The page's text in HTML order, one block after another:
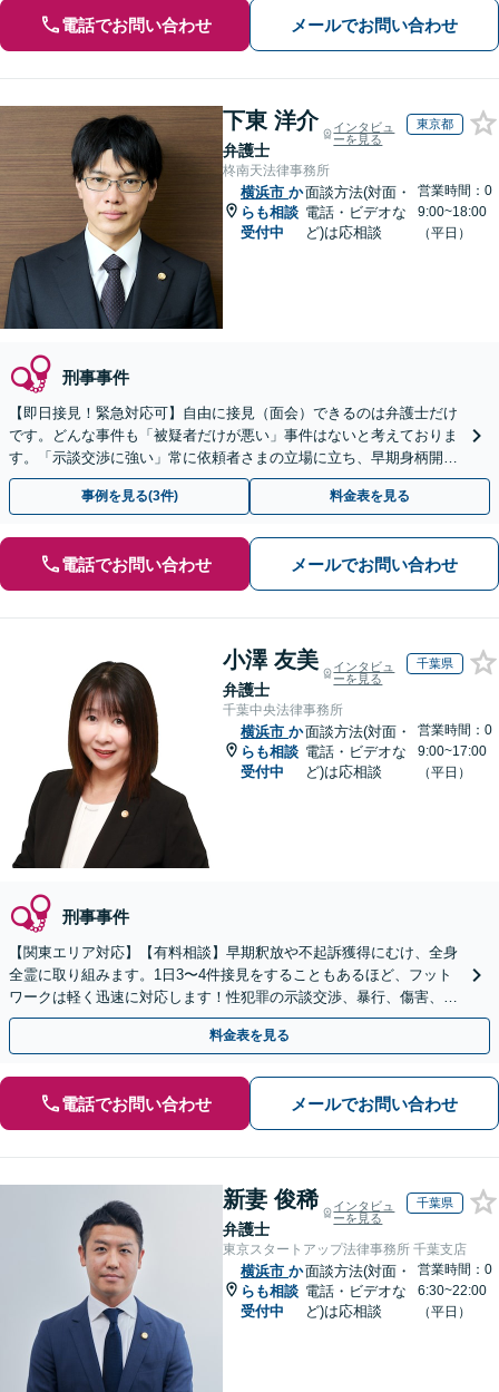
電話でお問い合わせ メールでお問い合わせ
下東 洋介
弁護士
インタビュ
ーを見る
東京都
柊南天法律事務所
横浜市 か
らも相談
受付中
面談方法(対面・
電話・ビデオな
ど)は応相談
営業時間：0
9:00~18:00
（平日）
刑事事件
【即日接見！緊急対応可】自由に接見（面会）できるのは弁護士だけ
です。どんな事件も「被疑者だけが悪い」事件はないと考えておりま
す。「示談交渉に強い」常に依頼者さまの立場に立ち、早期身柄開放
を目指します【休日・夜間相談可】【東池袋駅5分】
事例を見る(3件) 料金表を見る
電話でお問い合わせ メールでお問い合わせ
小澤 友美
弁護士
インタビュ
ーを見る
千葉県
千葉中央法律事務所
横浜市 か
らも相談
受付中
面談方法(対面・
電話・ビデオな
ど)は応相談
営業時間：0
9:00~17:00
（平日）
刑事事件
【関東エリア対応】【有料相談】早期釈放や不起訴獲得にむけ、全身
全霊に取り組みます。1日3〜4件接見をすることもあるほど、フット
ワークは軽く迅速に対応します！性犯罪の示談交渉、暴行、傷害、窃
盗、交通事故などご相談ください【電話・メール相談可】
料金表を見る
電話でお問い合わせ メールでお問い合わせ
新妻 俊稀
弁護士
インタビュ
ーを見る
千葉県
東京スタートアップ法律事務所 千葉支店
横浜市 か
らも相談
受付中
面談方法(対面・
電話・ビデオな
ど)は応相談
営業時間：0
6:30~22:00
（平日）